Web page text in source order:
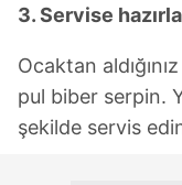
3. Servise
Ocaktan
pul biber serpin.
şekilde servis